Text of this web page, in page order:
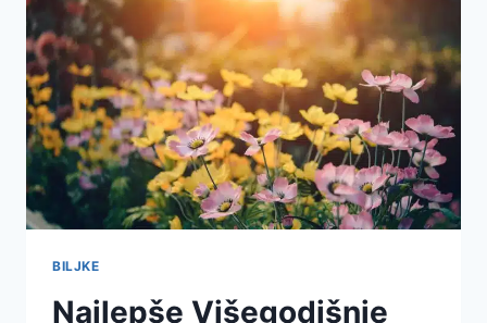
BILJKE
Najlepše Višegodišnje